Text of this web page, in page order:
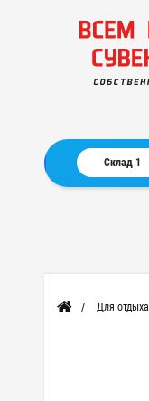
Склад 1
Главная Для отдыха